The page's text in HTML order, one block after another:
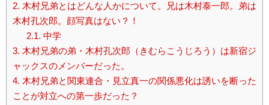
2. 木村兄弟とはどんな人かについて。兄は木村泰一郎。弟は
木村孔次郎。顔写真はない？！
2.1. 中学
3. 木村兄弟の弟・木村孔次郎（きむらこうじろう）は新宿ジ
ャックスのメンバーだった。
4. 木村兄弟と関東連合・見立真一の関係悪化は誘いを断った
ことが対立への第一歩だった？